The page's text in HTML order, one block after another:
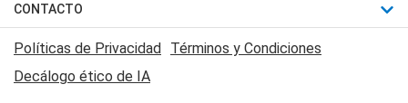
Judiciales
Economia
Trucos caseros
Series y Películas
Edictos y Solicitadas
Automovilismo
Rugby
Canal 7 en Vivo
CONTACTO
Acerca de Nosotros
Contactanos
Políticas de Privacidad Términos y Condiciones
Decálogo ético de IA